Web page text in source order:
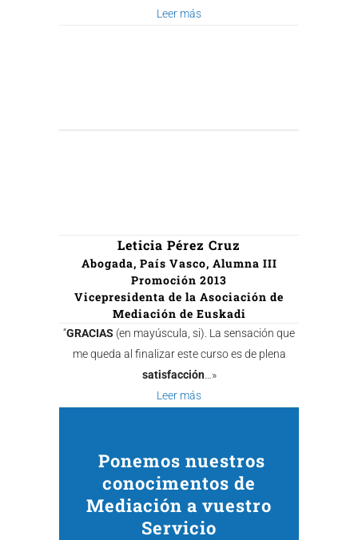
Leer más
Leticia Pérez Cruz
Abogada, País Vasco, Alumna III
Promoción 2013
Vicepresidenta de la Asociación de
Mediación de Euskadi
“GRACIAS (en mayúscula, si). La sensación que
me queda al finalizar este curso es de plena
satisfacción…»
Leer más
Ponemos nuestros
conocimentos de
Mediación a vuestro
Servicio